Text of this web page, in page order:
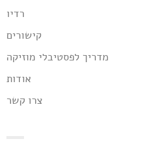
רדיו
קישורים
מדריך לפסטיבלי מוזיקה
אודות
צרו קשר